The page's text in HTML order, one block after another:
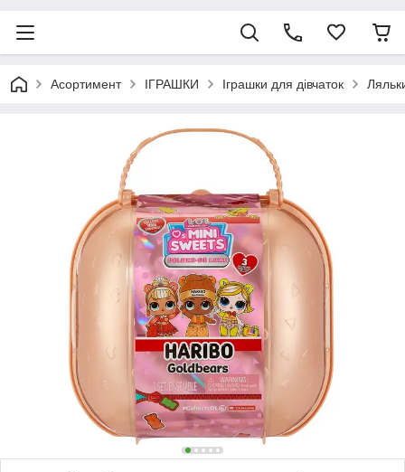
Асортимент ІГРАШКИ Іграшки для дівчаток